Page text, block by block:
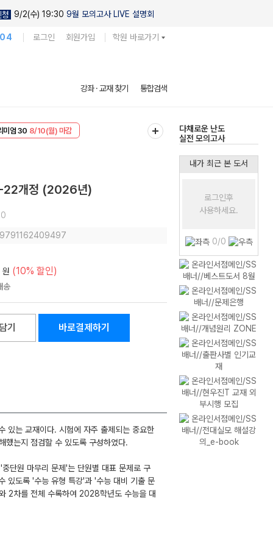
청 9/2(수) 19:30 9월 모의고사 LIVE 설명회
로그인 회원가입 학원 바로가기
강좌 · 교재 찾기 통합검색
8/10(월) 마감
다채로운 난도
실전 모의고사
22개정 (2026년)
9791162409497
원 (10% 할인)
기 바로결제하기
있는 교재이다. 시험에 자주 출제되는 중요한
했는지 점검할 수 있도록 구성하였다.
단원 마무리 문제'는 단원별 대표 문제로 구
있도록 '수능 유형 특강'과 '수능 대비 기출 문
2차를 전체 수록하여 2028학년도 수능을 대
내가 최근 본 도서
로그인후
사용하세요.
0/0